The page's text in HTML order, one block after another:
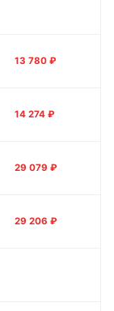
13 780 ₽
14 274 ₽
29 079 ₽
29 206 ₽